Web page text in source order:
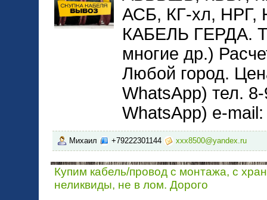
АСБ, КГ-хл,
КАБЕЛЬ ГЕРДА.
многие др.)
Любой город.
WhatsApp) тел.
WhatsApp) e-
Михаил +79222301144 xxx8500@yandex.ru
Купим кабель/провод с монтажа, с
неликвиды, не в лом. Дорого